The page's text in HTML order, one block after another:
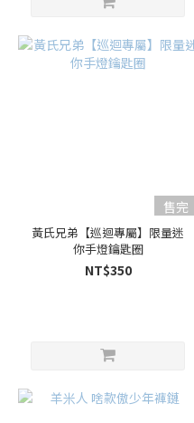
售完
黃氏兄弟【巡迴專屬】限量迷
你手燈鑰匙圈
NT$350